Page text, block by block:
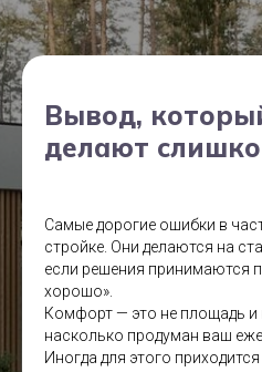
Вывод,
делают
Самые дорогие ошибки в
стройке. Они делаются на
если решения принимаются
хорошо».
Комфорт — это не площадь и
насколько продуман ваш
Иногда для этого